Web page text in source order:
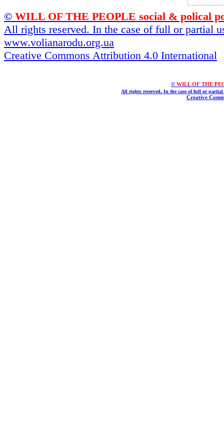
© WILL OF THE PEOPLE social & polical
All rights reserved. In the case of full or partial
www.volianarodu.org.ua
Creative Commons Attribution 4.0 International
© WILL OF THE
All rights reserved. In the case of full or
Creative